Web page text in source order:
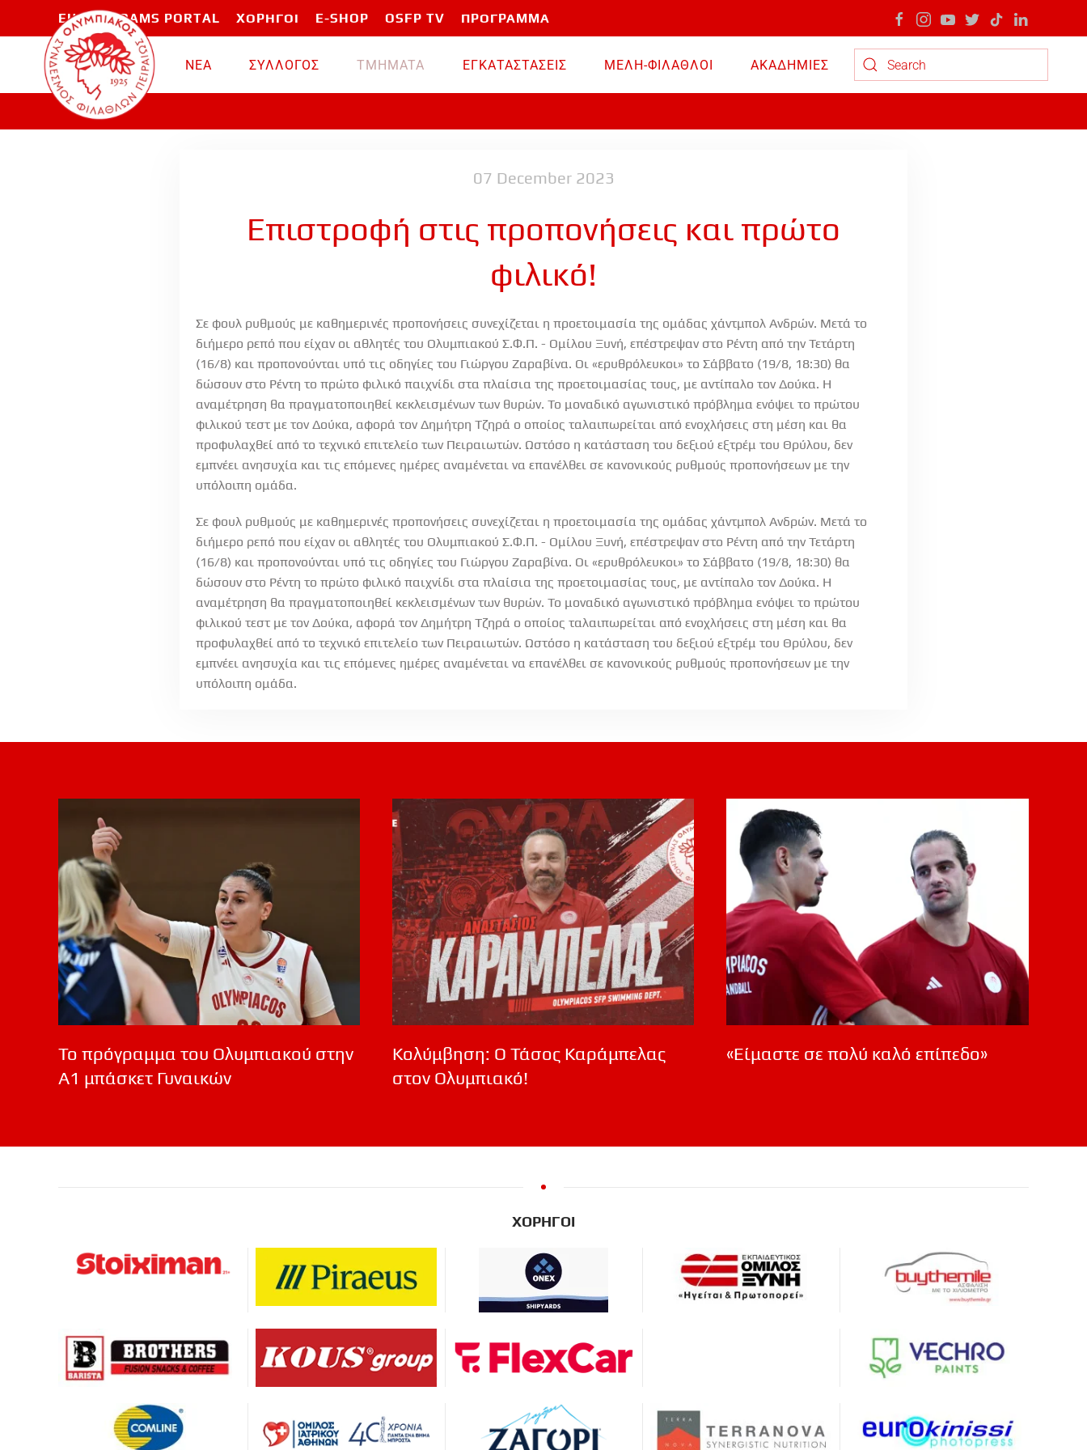
Skip to main content
EU PROGRAMS PORTAL ΧΟΡΗΓΟΙ E-SHOP OSFP TV ΠΡΟΓΡΑΜΜΑ
ΝΕΑ ΣΥΛΛΟΓΟΣ TMHMATA ΕΓΚΑΤΑΣΤΑΣΕΙΣ ΜΕΛΗ-ΦΙΛΑΘΛΟΙ
ΑΚΑΔΗΜΙΕΣ
Type 2 or more characters for results.
07 December 2023
Επιστροφή στις προπονήσεις και πρώτο
φιλικό!
Σε φουλ ρυθμούς με καθημερινές προπονήσεις συνεχίζεται η προετοιμασία της ομάδας χάντμπολ Ανδρών. Μετά το
διήμερο ρεπό που είχαν οι αθλητές του Ολυμπιακού Σ.Φ.Π. - Ομίλου Ξυνή, επέστρεψαν στο Ρέντη από την Τετάρτη
(16/8) και προπονούνται υπό τις οδηγίες του Γιώργου Ζαραβίνα. Οι «ερυθρόλευκοι» το Σάββατο (19/8, 18:30) θα
δώσουν στο Ρέντη το πρώτο φιλικό παιχνίδι στα πλαίσια της προετοιμασίας τους, με αντίπαλο τον Δούκα. Η
αναμέτρηση θα πραγματοποιηθεί κεκλεισμένων των θυρών. Το μοναδικό αγωνιστικό πρόβλημα ενόψει το πρώτου
φιλικού τεστ με τον Δούκα, αφορά τον Δημήτρη Τζηρά ο οποίος ταλαιπωρείται από ενοχλήσεις στη μέση και θα
προφυλαχθεί από το τεχνικό επιτελείο των Πειραιωτών. Ωστόσο η κατάσταση του δεξιού εξτρέμ του Θρύλου, δεν
εμπνέει ανησυχία και τις επόμενες ημέρες αναμένεται να επανέλθει σε κανονικούς ρυθμούς προπονήσεων με την
υπόλοιπη ομάδα.
Σε φουλ ρυθμούς με καθημερινές προπονήσεις συνεχίζεται η προετοιμασία της ομάδας χάντμπολ Ανδρών. Μετά το
διήμερο ρεπό που είχαν οι αθλητές του Ολυμπιακού Σ.Φ.Π. - Ομίλου Ξυνή, επέστρεψαν στο Ρέντη από την Τετάρτη
(16/8) και προπονούνται υπό τις οδηγίες του Γιώργου Ζαραβίνα. Οι «ερυθρόλευκοι» το Σάββατο (19/8, 18:30) θα
δώσουν στο Ρέντη το πρώτο φιλικό παιχνίδι στα πλαίσια της προετοιμασίας τους, με αντίπαλο τον Δούκα. Η
αναμέτρηση θα πραγματοποιηθεί κεκλεισμένων των θυρών. Το μοναδικό αγωνιστικό πρόβλημα ενόψει το πρώτου
φιλικού τεστ με τον Δούκα, αφορά τον Δημήτρη Τζηρά ο οποίος ταλαιπωρείται από ενοχλήσεις στη μέση και θα
προφυλαχθεί από το τεχνικό επιτελείο των Πειραιωτών. Ωστόσο η κατάσταση του δεξιού εξτρέμ του Θρύλου, δεν
εμπνέει ανησυχία και τις επόμενες ημέρες αναμένεται να επανέλθει σε κανονικούς ρυθμούς προπονήσεων με την
υπόλοιπη ομάδα.
Το πρόγραμμα του Ολυμπιακού στην
Α1 μπάσκετ Γυναικών
Κολύμβηση: Ο Τάσος Καράμπελας
στον Ολυμπιακό!
«Είμαστε σε πολύ καλό επίπεδο»
ΧΟΡΗΓΟΙ